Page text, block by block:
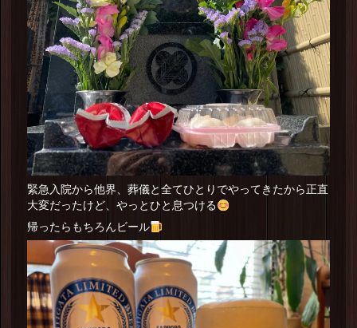
緊急入院から他界、葬儀と全てひとりでやってきたから正直
大変だったけど、やっとひと息つける
帰ったらもちろんビール